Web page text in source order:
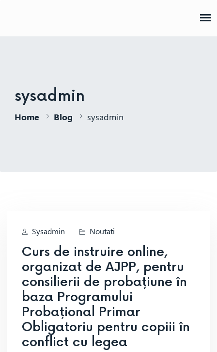
sysadmin
Home Blog sysadmin
Sysadmin Noutati
Curs de instruire online,
organizat de AJPP, pentru
consilierii de probațiune în
baza Programului
Probațional Primar
Obligatoriu pentru copiii în
conflict cu legea